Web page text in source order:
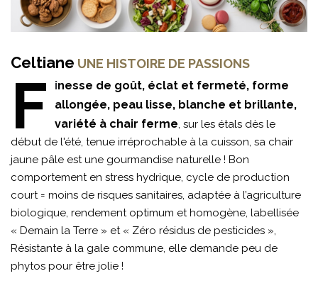
Celtiane UNE HISTOIRE DE PASSIONS
F inesse de goût, éclat et fermeté, forme
allongée, peau lisse, blanche et brillante,
variété à chair ferme, sur les étals dès le
début de l'été, tenue irréprochable à la cuisson, sa chair
jaune pâle est une gourmandise naturelle ! Bon
comportement en stress hydrique, cycle de production
court = moins de risques sanitaires, adaptée à l’agriculture
biologique, rendement optimum et homogène, labellisée
« Demain la Terre » et « Zéro résidus de pesticides »,
Résistante à la gale commune, elle demande peu de
phytos pour être jolie !